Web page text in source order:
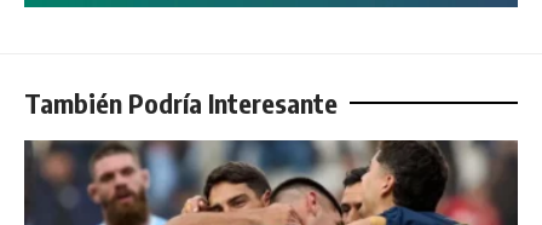
También Podría Interesante